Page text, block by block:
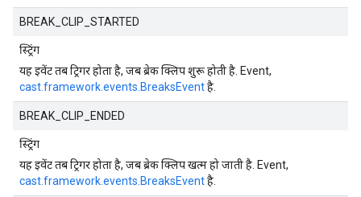
BREAK_CLIP_STARTED
स्ट्रिंग
यह इवेंट तब ट्रिगर होता है, जब ब्रेक क्लिप शुरू होती है. Event,
cast.framework.events.BreaksEventहै.
BREAK_CLIP_ENDED
स्ट्रिंग
यह इवेंट तब ट्रिगर होता है, जब ब्रेक क्लिप खत्म हो जाती है. Event,
cast.framework.events.BreaksEventहै.